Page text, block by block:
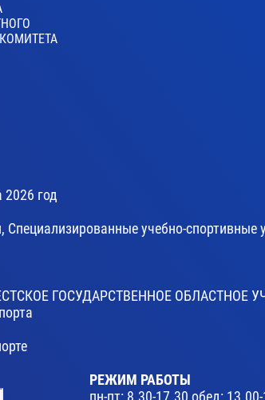
год
учебно-спортивные
ГОСУДАРСТВЕННОЕ
РЕЖИМ РАБОТЫ
пн-пт: 8.30-17.30 обед: